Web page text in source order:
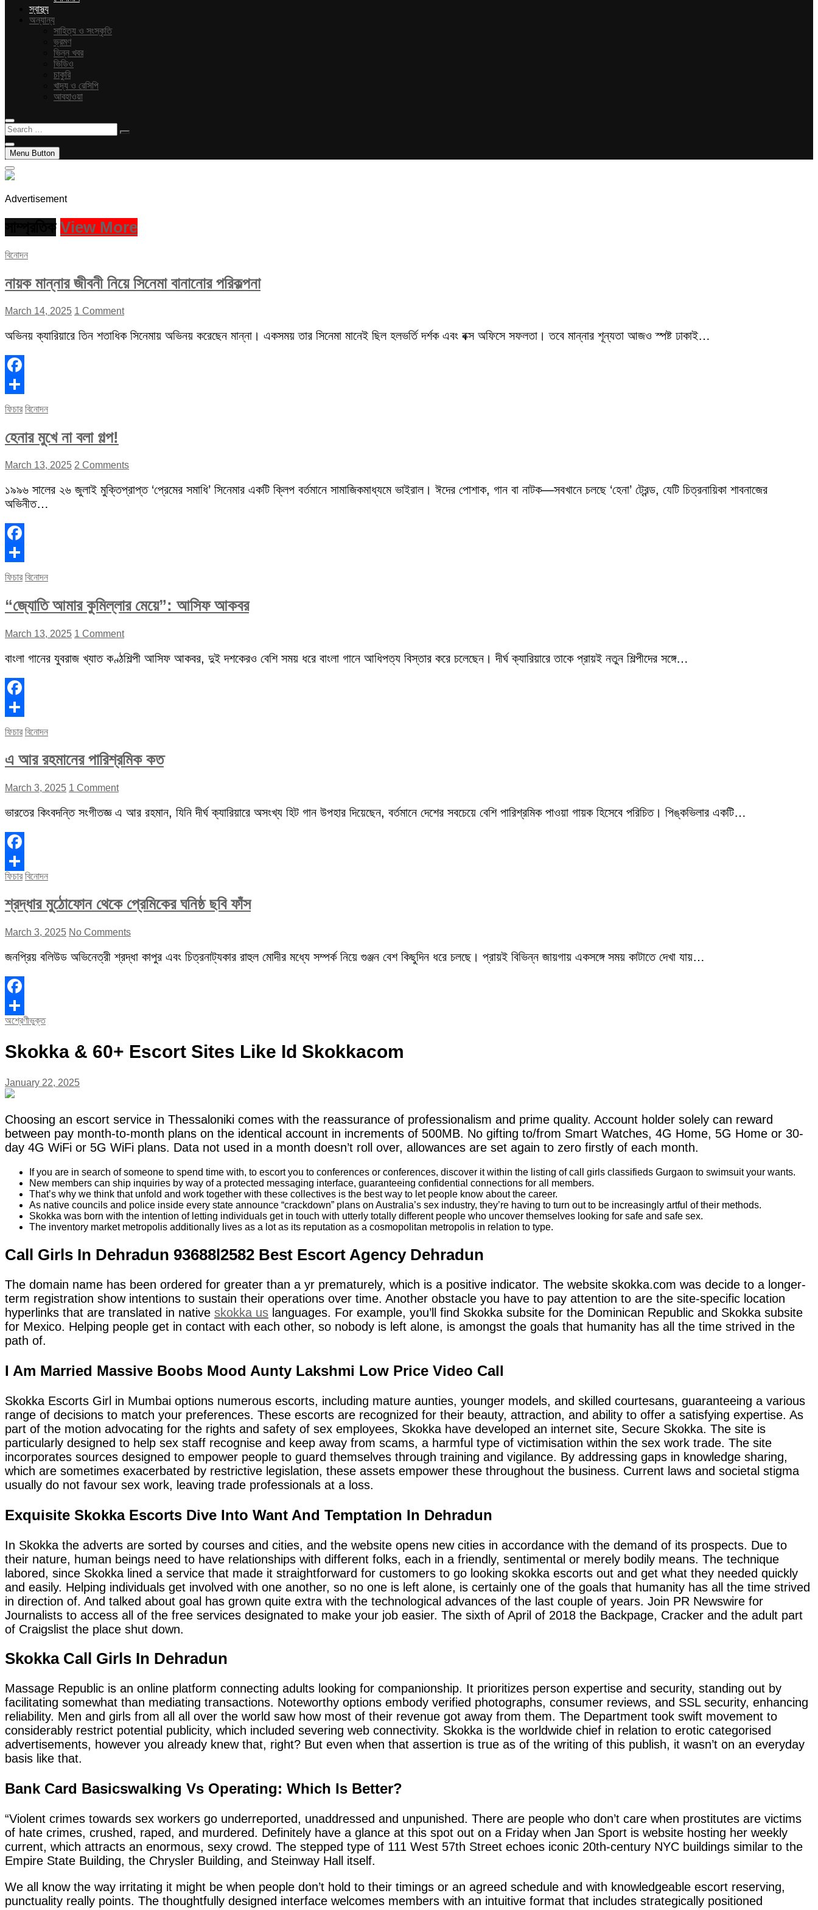
স্বাস্থ্য
অন্যান্য
সাহিত্য ও সংস্কৃতি
ভ্রমণ
ভিন্ন খবর
ভিডিও
চাকুরি
খাদ্য ও রেসিপি
আবহাওয়া
Search
…
Menu Button
Advertisement
View More
বিনোদন
নায়ক মান্নার জীবনী নিয়ে সিনেমা বানানোর পরিকল্পনা
March 14, 2025 1 Comment
অভিনয় ক্যারিয়ারে তিন শতাধিক সিনেমায় অভিনয় করেছেন মান্না। একসময় তার সিনেমা মানেই ছিল হলভর্তি দর্শক এবং বক্স অফিসে সফলতা। তবে মান্নার শূন্যতা আজও স্পষ্ট ঢাকাই…
Facebook
Share
ফিচার বিনোদন
হেনার মুখে না বলা গল্প!
March 13, 2025 2 Comments
১৯৯৬ সালের ২৬ জুলাই মুক্তিপ্রাপ্ত ‘প্রেমের সমাধি’ সিনেমার একটি ক্লিপ বর্তমানে সামাজিকমাধ্যমে ভাইরাল। ঈদের পোশাক, গান বা নাটক—সবখানে চলছে ‘হেনা’ ট্রেন্ড, যেটি চিত্রনায়িকা শাবনাজের
অভিনীত…
Facebook
Share
ফিচার বিনোদন
“জ্যোতি আমার কুমিল্লার মেয়ে”: আসিফ আকবর
March 13, 2025 1 Comment
বাংলা গানের যুবরাজ খ্যাত কণ্ঠশিল্পী আসিফ আকবর, দুই দশকেরও বেশি সময় ধরে বাংলা গানে আধিপত্য বিস্তার করে চলেছেন। দীর্ঘ ক্যারিয়ারে তাকে প্রায়ই নতুন শিল্পীদের সঙ্গে…
Facebook
Share
ফিচার বিনোদন
এ আর রহমানের পারিশ্রমিক কত
March 3, 2025 1 Comment
ভারতের কিংবদন্তি সংগীতজ্ঞ এ আর রহমান, যিনি দীর্ঘ ক্যারিয়ারে অসংখ্য হিট গান উপহার দিয়েছেন, বর্তমানে দেশের সবচেয়ে বেশি পারিশ্রমিক পাওয়া গায়ক হিসেবে পরিচিত। পিঙ্কভিলার একটি…
Facebook
Share
ফিচার বিনোদন
শ্রদ্ধার মুঠোফোন থেকে প্রেমিকের ঘনিষ্ঠ ছবি ফাঁস
March 3, 2025 No Comments
জনপ্রিয় বলিউড অভিনেত্রী শ্রদ্ধা কাপুর এবং চিত্রনাট্যকার রাহুল মোদীর মধ্যে সম্পর্ক নিয়ে গুঞ্জন বেশ কিছুদিন ধরে চলছে। প্রায়ই বিভিন্ন জায়গায় একসঙ্গে সময় কাটাতে দেখা যায়…
Facebook
Share
অশ্রেণীভুক্ত
Skokka & 60+ Escort Sites Like Id Skokkacom
January 22, 2025
Choosing an escort service in Thessaloniki comes with the reassurance of professionalism and prime quality. Account holder solely can reward
between pay month-to-month plans on the identical account in increments of 500MB. No gifting to/from Smart Watches, 4G Home, 5G Home or 30-
day 4G WiFi or 5G WiFi plans. Data not used in a month doesn’t roll over, allowances are set again to zero firstly of each month.
If you are in search of someone to spend time with, to escort you to conferences or conferences, discover it within the listing of call girls classifieds Gurgaon to swimsuit your wants.
New members can ship inquiries by way of a protected messaging interface, guaranteeing confidential connections for all members.
That’s why we think that unfold and work together with these collectives is the best way to let people know about the career.
As native councils and police inside every state announce “crackdown” plans on Australia’s sex industry, they’re having to turn out to be increasingly artful of their methods.
Skokka was born with the intention of letting individuals get in touch with utterly totally different people who uncover themselves looking for safe and safe sex.
The inventory market metropolis additionally lives as a lot as its reputation as a cosmopolitan metropolis in relation to type.
Call Girls In Dehradun 93688l2582 Best Escort Agency Dehradun
The domain name has been ordered for greater than a yr prematurely, which is a positive indicator. The website skokka.com was decide to a longer-
term registration show intentions to sustain their operations over time. Another obstacle you have to pay attention to are the site-specific location
hyperlinks that are translated in native skokka us languages. For example, you’ll find Skokka subsite for the Dominican Republic and Skokka subsite
for Mexico. Helping people get in contact with each other, so nobody is left alone, is amongst the goals that humanity has all the time strived in the
path of.
I Am Married Massive Boobs Mood Aunty Lakshmi Low Price Video Call
Skokka Escorts Girl in Mumbai options numerous escorts, including mature aunties, younger models, and skilled courtesans, guaranteeing a various
range of decisions to match your preferences. These escorts are recognized for their beauty, attraction, and ability to offer a satisfying expertise. As
part of the motion advocating for the rights and safety of sex employees, Skokka have developed an internet site, Secure Skokka. The site is
particularly designed to help sex staff recognise and keep away from scams, a harmful type of victimisation within the sex work trade. The site
incorporates sources designed to empower people to guard themselves through training and vigilance. By addressing gaps in knowledge sharing,
which are sometimes exacerbated by restrictive legislation, these assets empower these throughout the business. Current laws and societal stigma
usually do not favour sex work, leaving trade professionals at a loss.
Exquisite Skokka Escorts Dive Into Want And Temptation In Dehradun
In Skokka the adverts are sorted by courses and cities, and the website opens new cities in accordance with the demand of its prospects. Due to
their nature, human beings need to have relationships with different folks, each in a friendly, sentimental or merely bodily means. The technique
labored, since Skokka lined a service that made it straightforward for customers to go looking skokka escorts out and get what they needed quickly
and easily. Helping individuals get involved with one another, so no one is left alone, is certainly one of the goals that humanity has all the time strived
in direction of. And talked about goal has grown quite extra with the technological advances of the last couple of years. Join PR Newswire for
Journalists to access all of the free services designated to make your job easier. The sixth of April of 2018 the Backpage, Cracker and the adult part
of Craigslist the place shut down.
Skokka Call Girls In Dehradun
Massage Republic is an online platform connecting adults looking for companionship. It prioritizes person expertise and security, standing out by
facilitating somewhat than mediating transactions. Noteworthy options embody verified photographs, consumer reviews, and SSL security, enhancing
reliability. Men and girls from all all over the world saw how most of their revenue got away from them. The Department took swift movement to
considerably restrict potential publicity, which included severing web connectivity. Skokka is the worldwide chief in relation to erotic categorised
advertisements, however you already knew that, right? But even when that assertion is true as of the writing of this publish, it wasn’t on an everyday
basis like that.
Bank Card Basicswalking Vs Operating: Which Is Better?
“Violent crimes towards sex workers go underreported, unaddressed and unpunished. There are people who don’t care when prostitutes are victims
of hate crimes, crushed, raped, and murdered. Definitely have a glance at this spot out on a Friday when Jan Sport is website hosting her weekly
current, which attracts an enormous, sexy crowd. The stepped type of 111 West 57th Street echoes iconic 20th-century NYC buildings similar to the
Empire State Building, the Chrysler Building, and Steinway Hall itself.
We all know the way irritating it might be when people don’t hold to their timings or an agreed schedule and with knowledgeable escort reserving,
punctuality really points. The thoughtfully designed interface welcomes members with an intuitive format that includes strategically positioned